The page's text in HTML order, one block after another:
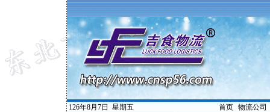
126年8月7日 星期五 首页| 物流公司